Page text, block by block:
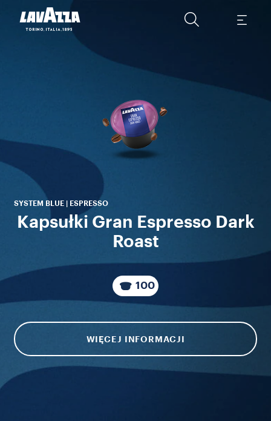
SYSTEM BLUE | ESPRESSO
Kapsułki Gran Espresso Dark
Roast
100
WIĘCEJ INFORMACJI